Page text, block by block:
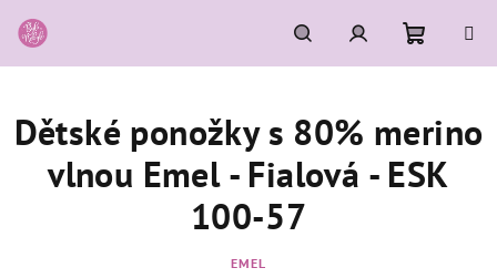
na
obsah
HledatPřihlášeníNákupní
košík
Dětské ponožky s 80% merino
vlnou Emel - Fialová - ESK
100-57
EMEL